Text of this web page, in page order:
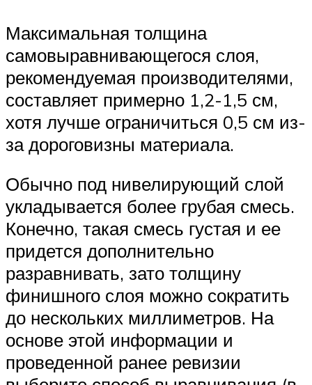
Максимальная толщина
самовыравнивающегося слоя,
рекомендуемая производителями,
составляет примерно 1,2-1,5 см,
хотя лучше ограничиться 0,5 см из-
за дороговизны материала.
Обычно под нивелирующий слой
укладывается более грубая смесь.
Конечно, такая смесь густая и ее
придется дополнительно
разравнивать, зато толщину
финишного слоя можно сократить
до нескольких миллиметров. На
основе этой информации и
проведенной ранее ревизии